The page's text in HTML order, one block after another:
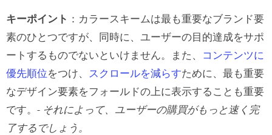
キーポイント ：カラースキームは最も重要なブランド要
素のひとつですが、同時に、ユーザーの目的達成をサポ
ートするものでないといけません。また、 コンテンツに
優先順位をつけ、 スクロールを減らすために、最も重要
なデザイン要素をフォールドの上に表示することも重要
です。- それによって、ユーザーの購買がもっと速く完
了するでしょう。